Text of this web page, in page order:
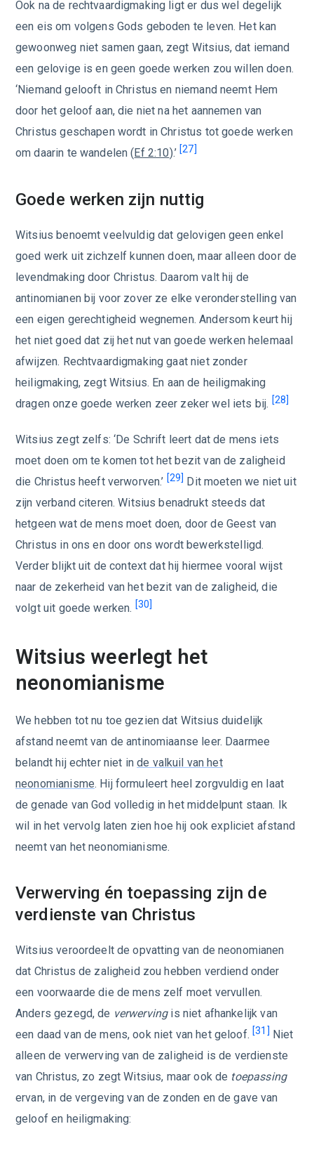
Ook na de rechtvaardigmaking ligt er dus wel degelijk
een eis om volgens Gods geboden te leven. Het kan
gewoonweg niet samen gaan, zegt Witsius, dat iemand
een gelovige is en geen goede werken zou willen doen.
‘Niemand gelooft in Christus en niemand neemt Hem
door het geloof aan, die niet na het aannemen van
Christus geschapen wordt in Christus tot goede werken
om daarin te wandelen ( Ef 2:10).’[27]
Goede werken zijn nuttig
Witsius benoemt veelvuldig dat gelovigen geen enkel
goed werk uit zichzelf kunnen doen, maar alleen door de
levendmaking door Christus. Daarom valt hij de
antinomianen bij voor zover ze elke veronderstelling van
een eigen gerechtigheid wegnemen. Andersom keurt hij
het niet goed dat zij het nut van goede werken helemaal
afwijzen. Rechtvaardigmaking gaat niet zonder
heiligmaking, zegt Witsius. En aan de heiligmaking
dragen onze goede werken zeer zeker wel iets bij. [28]
Witsius zegt zelfs: ‘De Schrift leert dat de mens iets
moet doen om te komen tot het bezit van de zaligheid
die Christus heeft verworven.’ [29] Dit moeten we niet uit
zijn verband citeren. Witsius benadrukt steeds dat
hetgeen wat de mens moet doen, door de Geest van
Christus in ons en door ons wordt bewerkstelligd.
Verder blijkt uit de context dat hij hiermee vooral wijst
naar de zekerheid van het bezit van de zaligheid, die
volgt uit goede werken. [30]
Witsius weerlegt het
neonomianisme
We hebben tot nu toe gezien dat Witsius duidelijk
afstand neemt van de antinomiaanse leer. Daarmee
belandt hij echter niet inde valkuil van het
neonomianisme. Hij formuleert heel zorgvuldig en laat
de genade van God volledig in het middelpunt staan. Ik
wil in het vervolg laten zien hoe hij ook expliciet afstand
neemt van het neonomianisme.
Verwerving én toepassing zijn de
verdienste van Christus
Witsius veroordeelt de opvatting van de neonomianen
dat Christus de zaligheid zou hebben verdiend onder
een voorwaarde die de mens zelf moet vervullen.
Anders gezegd, de verwervingis niet afhankelijk van
een daad van de mens, ook niet van het geloof.[31] Niet
alleen de verwerving van de zaligheid is de verdienste
van Christus, zo zegt Witsius, maar ook de toepassing
ervan, in de vergeving van de zonden en de gave van
geloof en heiligmaking: